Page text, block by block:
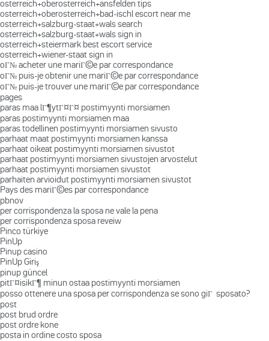
osterreich+oberosterreich+ansfelden tips
osterreich+oberosterreich+bad-ischl escort near me
osterreich+salzburg-staat+wals search
osterreich+salzburg-staat+wals sign in
osterreich+steiermark best escort service
osterreich+wiener-staat sign in
oГ№ acheter une mariГ©e par correspondance
oГ№ puis-je obtenir une mariГ©e par correspondance
oГ№ puis-je trouver une mariГ©e par correspondance
pages
paras maa lГ¶ytГ¤Г¤ postimyynti morsiamen
paras postimyynti morsiamen maa
paras todellinen postimyynti morsiamen sivusto
parhaat maat postimyynti morsiamen kanssa
parhaat oikeat postimyynti morsiamen sivustot
parhaat postimyynti morsiamen sivustojen arvostelut
parhaat postimyynti morsiamen sivustot
parhaiten arvioidut postimyynti morsiamen sivustot
Pays des mariГ©es par correspondance
pbnov
per corrispondenza la sposa ne vale la pena
per corrispondenza sposa reveiw
Pinco türkiye
PinUp
Pinup casino
PinUp Giriş
pinup güncel
pitГ¤isikГ¶ minun ostaa postimyynti morsiamen
posso ottenere una sposa per corrispondenza se sono giГ sposato?
post
post brud ordre
post ordre kone
posta in ordine costo sposa